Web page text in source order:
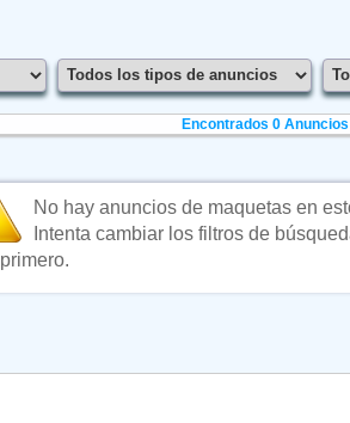
Encontrados 0
No hay anuncios de maquetas en
Intenta cambiar los filtros de
primero.